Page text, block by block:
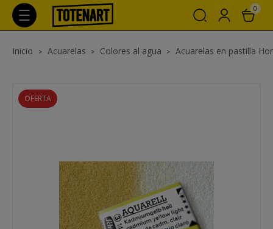
0
Inicio Acuarelas Colores al agua Acuarelas en pastilla
OFERTA